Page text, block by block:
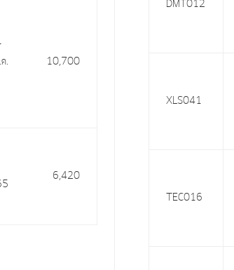
.
10,700
6,420
DMT012
XLS041
TEC016